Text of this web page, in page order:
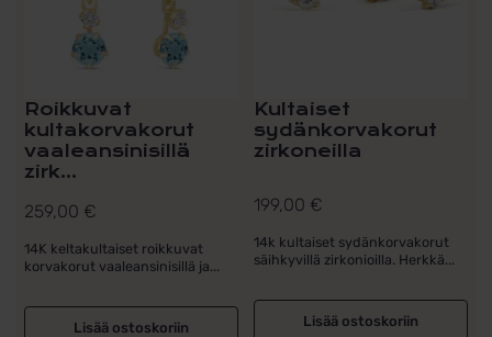
Roikkuvat
kultakorvakorut
vaaleansinisillä
zirk...
259,00 €
14K keltakultaiset roikkuvat
korvakorut vaaleansinisillä ja...
Lisää ostoskoriin
Kultaiset
sydänkorvakorut
zirkoneilla
199,00 €
14k kultaiset sydänkorvakorut
säihkyvillä zirkonioilla. Herkkä...
Lisää ostoskoriin